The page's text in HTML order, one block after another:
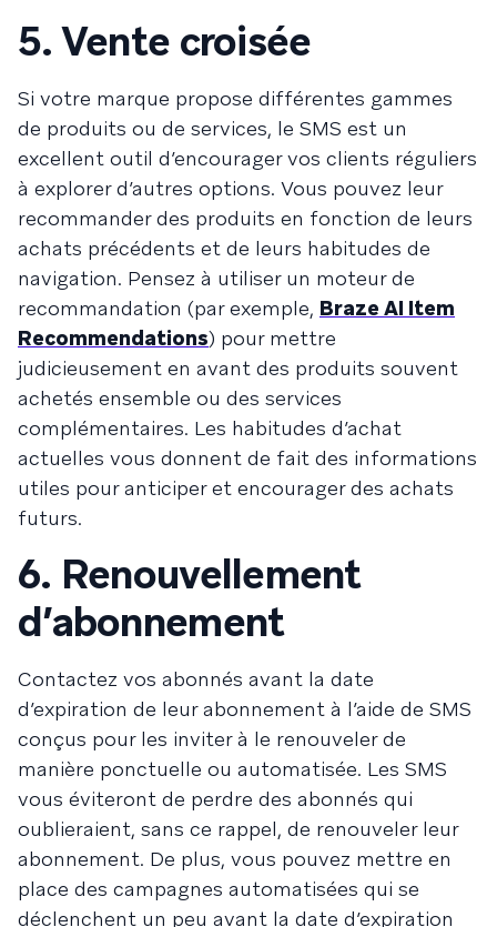
5. Vente croisée
Si votre marque propose différentes gammes
de produits ou de services, le SMS est un
excellent outil d’encourager vos clients réguliers
à explorer d’autres options. Vous pouvez leur
recommander des produits en fonction de leurs
achats précédents et de leurs habitudes de
navigation. Pensez à utiliser un moteur de
recommandation (par exemple, Braze AI Item
Recommendations) pour mettre
judicieusement en avant des produits souvent
achetés ensemble ou des services
complémentaires. Les habitudes d’achat
actuelles vous donnent de fait des informations
utiles pour anticiper et encourager des achats
futurs.
6. Renouvellement
d’abonnement
Contactez vos abonnés avant la date
d’expiration de leur abonnement à l’aide de SMS
conçus pour les inviter à le renouveler de
manière ponctuelle ou automatisée. Les SMS
vous éviteront de perdre des abonnés qui
oublieraient, sans ce rappel, de renouveler leur
abonnement. De plus, vous pouvez mettre en
place des campagnes automatisées qui se
déclenchent un peu avant la date d’expiration